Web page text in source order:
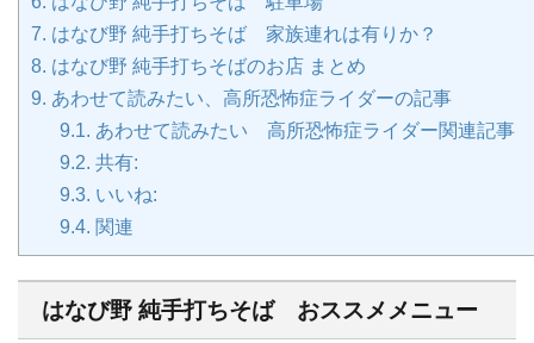
7. はなび野 純手打ちそば 家族連れは有りか？
8. はなび野 純手打ちそばのお店 まとめ
9. あわせて読みたい、高所恐怖症ライダーの記事
9.1. あわせて読みたい 高所恐怖症ライダー関連記事
9.2. 共有:
9.3. いいね:
9.4. 関連
はなび野 純手打ちそば おススメメニュー